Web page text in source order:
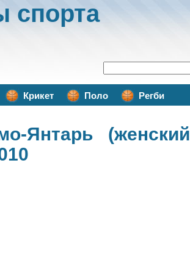
спорта
Крикет Поло Регби
Янтарь (женский